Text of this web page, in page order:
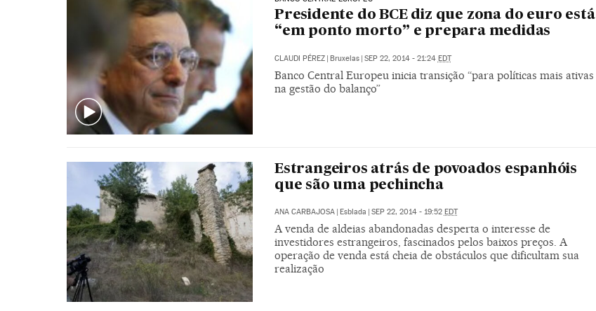
Presidente do BCE diz que zona do euro está
“em ponto morto” e prepara medidas
CLAUDI PÉREZ | Bruxelas | SEP 22, 2014 - 21:24 EDT
Banco Central Europeu inicia transição “para políticas mais ativas
na gestão do balanço”
Estrangeiros atrás de povoados espanhóis
que são uma pechincha
ANA CARBAJOSA Esblada SEP 22, 2014 - 19:52 EDT
A venda de aldeias abandonadas desperta o interesse de
investidores estrangeiros, fascinados pelos baixos preços. A
operação de venda está cheia de obstáculos que dificultam sua
realização